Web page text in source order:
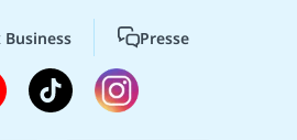
Presse